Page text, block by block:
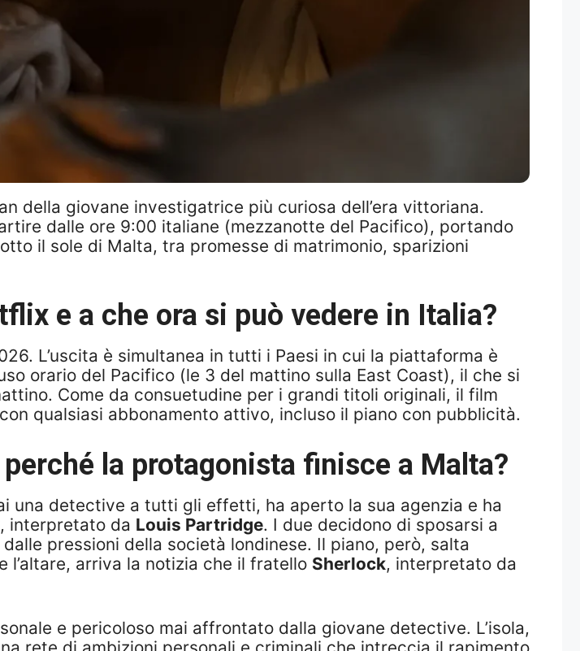
della giovane investigatrice più curiosa dell’era vittoriana.
dalle ore 9:00 italiane (mezzanotte del Pacifico), portando
il sole di Malta, tra promesse di matrimonio, sparizioni
e a che ora si può vedere in Italia?
L’uscita è simultanea in tutti i Paesi in cui la piattaforma è
orario del Pacifico (le 3 del mattino sulla East Coast), il che si
Come da consuetudine per i grandi titoli originali, il film
qualsiasi abbonamento attivo, incluso il piano con pubblicità.
la protagonista finisce a Malta?
una detective a tutti gli effetti, ha aperto la sua agenzia e ha
, interpretato da Louis Partridge. I due decidono di sposarsi a
pressioni della società londinese. Il piano, però, salta
l’altare, arriva la notizia che il fratello Sherlock, interpretato da
e pericoloso mai affrontato dalla giovane detective. L’isola,